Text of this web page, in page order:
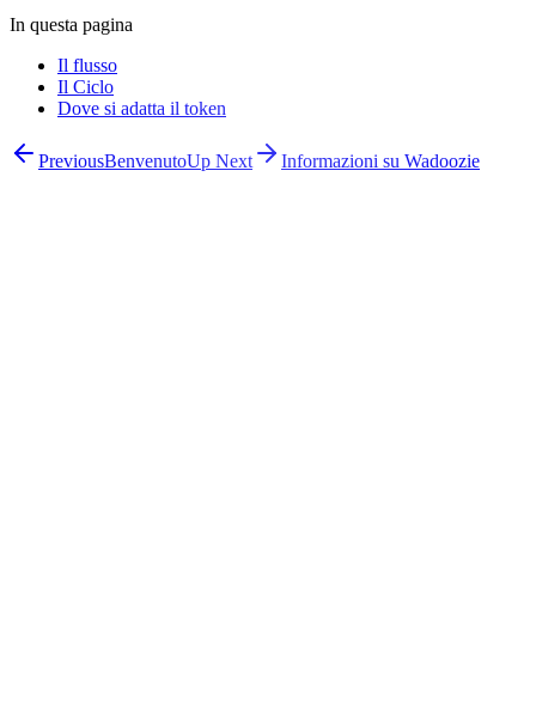
In questa pagina
Il flusso
Il Ciclo
Dove si adatta il token
PreviousBenvenutoUp Next Informazioni su Wadoozie